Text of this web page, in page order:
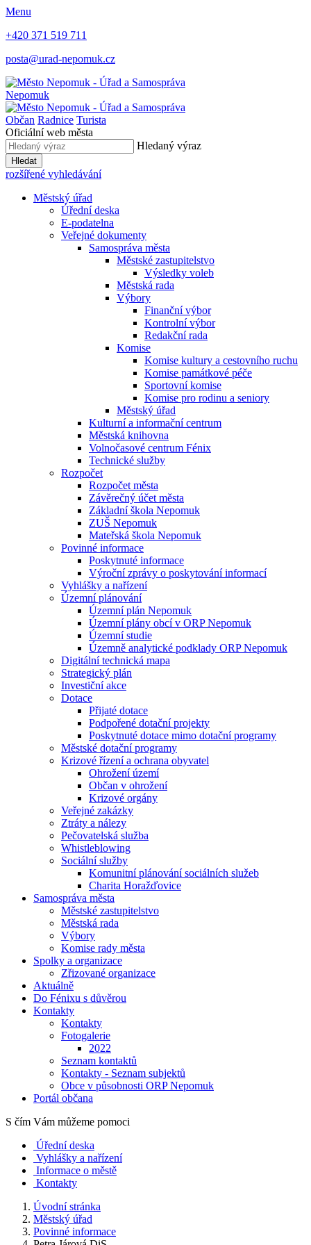
Menu
+420 371 519 711
posta@urad-nepomuk.cz
Nepomuk
Občan Radnice Turista
Oficiální web města
Hledaný výraz
Hledat
rozšířené vyhledávání
Městský úřad
Úřední deska
E-podatelna
Veřejné dokumenty
Samospráva města
Městské zastupitelstvo
Výsledky voleb
Městská rada
Výbory
Finanční výbor
Kontrolní výbor
Redakční rada
Komise
Komise kultury a cestovního ruchu
Komise památkové péče
Sportovní komise
Komise pro rodinu a seniory
Městský úřad
Kulturní a informační centrum
Městská knihovna
Volnočasové centrum Fénix
Technické služby
Rozpočet
Rozpočet města
Závěrečný účet města
Základní škola Nepomuk
ZUŠ Nepomuk
Mateřská škola Nepomuk
Povinné informace
Poskytnuté informace
Výroční zprávy o poskytování informací
Vyhlášky a nařízení
Územní plánování
Územní plán Nepomuk
Územní plány obcí v ORP Nepomuk
Územní studie
Územně analytické podklady ORP Nepomuk
Digitální technická mapa
Strategický plán
Investiční akce
Dotace
Přijaté dotace
Podpořené dotační projekty
Poskytnuté dotace mimo dotační programy
Městské dotační programy
Krizové řízení a ochrana obyvatel
Ohrožení území
Občan v ohrožení
Krizové orgány
Veřejné zakázky
Ztráty a nálezy
Pečovatelská služba
Whistleblowing
Sociální služby
Komunitní plánování sociálních služeb
Charita Horažďovice
Samospráva města
Městské zastupitelstvo
Městská rada
Výbory
Komise rady města
Spolky a organizace
Zřizované organizace
Aktuálně
Do Fénixu s důvěrou
Kontakty
Kontakty
Fotogalerie
2022
Seznam kontaktů
Kontakty - Seznam subjektů
Obce v působnosti ORP Nepomuk
Portál občana
S čím Vám můžeme pomoci
Úřední deska
Vyhlášky a nařízení
Informace o městě
Kontakty
Úvodní stránka
Městský úřad
Povinné informace